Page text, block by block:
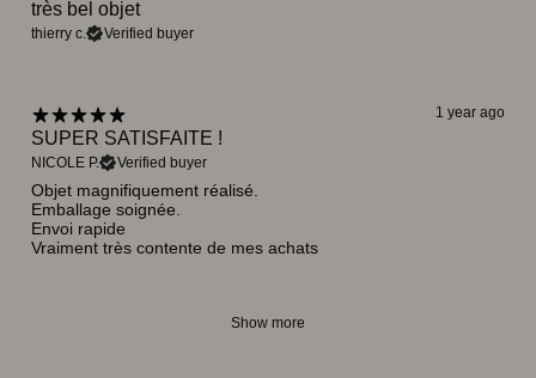
très bel objet
thierry c. Verified buyer
1 year ago
SUPER SATISFAITE !
NICOLE P. Verified buyer
Objet magnifiquement réalisé.
Emballage soignée.
Envoi rapide
Vraiment très contente de mes achats
Show more